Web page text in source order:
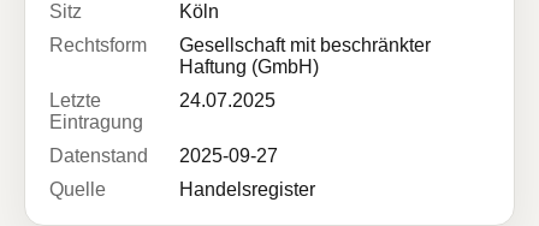
Sitz
Köln
Rechtsform
Gesellschaft mit beschränkter
Haftung (GmbH)
Letzte
Eintragung
24.07.2025
Datenstand
2025-09-27
Quelle
Handelsregister